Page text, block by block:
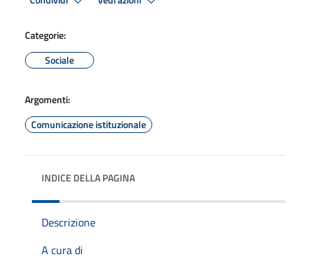
Categorie:
Sociale
Argomenti:
Comunicazione istituzionale
INDICE DELLA PAGINA
Descrizione
A cura di